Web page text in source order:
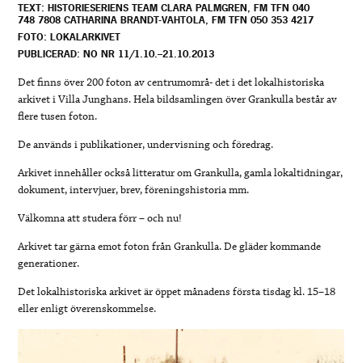
TEXT: HISTORIESERIENS TEAM CLARA PALMGREN, FM TFN 040
748 7808 CATHARINA BRANDT-VAHTOLA, FM TFN 050 353 4217
FOTO: LOKALARKIVET
PUBLICERAD: NO NR 11/1.10.–21.10.2013
Det finns över 200 foton av centrumområ- det i det lokalhistoriska
arkivet i Villa Junghans. Hela bildsamlingen över Grankulla består av
flere tusen foton.
De används i publikationer, undervisning och föredrag.
Arkivet innehåller också litteratur om Grankulla, gamla lokaltidningar,
dokument, intervjuer, brev, föreningshistoria mm.
Välkomna att studera förr – och nu!
Arkivet tar gärna emot foton från Grankulla. De gläder kommande
generationer.
Det lokalhistoriska arkivet är öppet månadens första tisdag kl. 15–18
eller enligt överenskommelse.